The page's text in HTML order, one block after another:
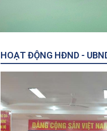
XÃ TÂY PHÚ
TẬP, QUÁN
BAN CHẤP
KHÓA XIV
HOẠT ĐỘNG HĐND -